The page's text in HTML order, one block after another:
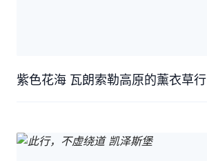
紫色花海 瓦朗索勒高原的薰衣草行